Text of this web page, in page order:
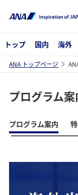
トップ 国内 海外
ANA トップページ
プログラム案
プログラム案内